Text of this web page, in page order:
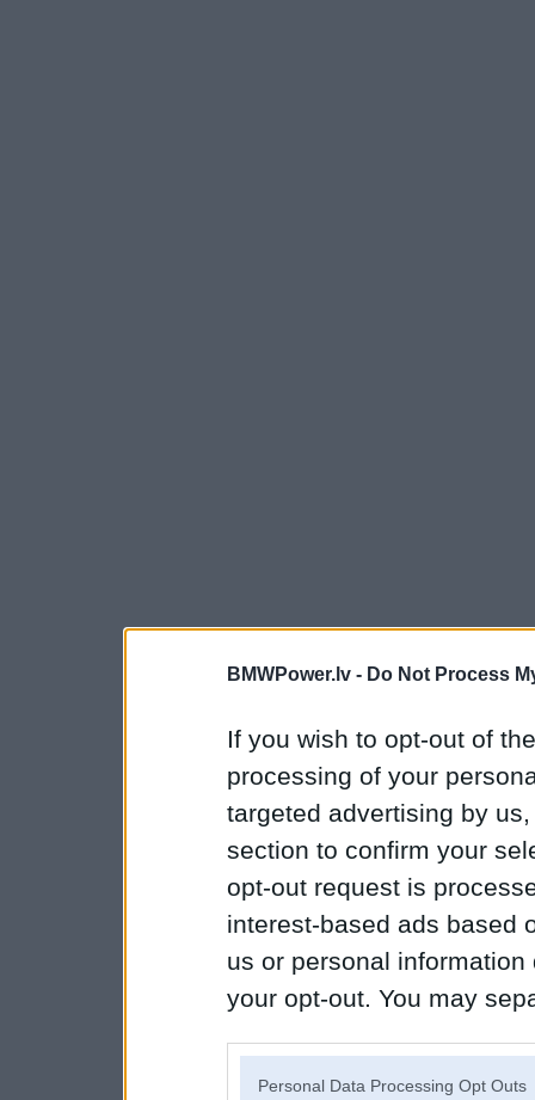
BMWPower.lv - Do Not Process
If you wish to opt-out of
processing of your
targeted advertising by
section to confirm your
opt-out request is
interest-based ads based
us or personal
your opt-out. You may
Personal Data Processing Opt Outs